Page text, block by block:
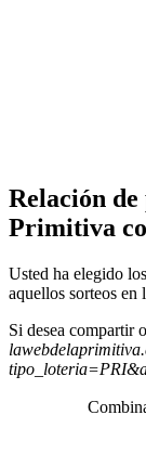
Relación
Primitiva
Usted ha elegido
aquellos sorteos en
Si desea compartir